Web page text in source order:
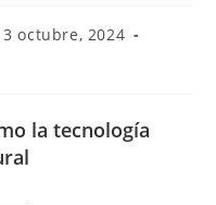
octubre, 2024
la tecnología